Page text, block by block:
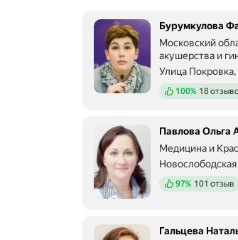
Бурумкулова
Московский
акушерства и
Улица
Метро м. Чистые
Положительных
100% 18
Павлова Ольга
Медицина и
Метро м.
Положительных
97% 101 отзыв
Гальцева